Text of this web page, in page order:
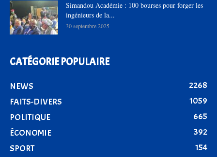
Simandou Académie : 100 bourses pour forger les
ingénieurs de la...
30 septembre 2025
CATÉGORIE POPULAIRE
NEWS
2268
FAITS-DIVERS
1059
POLITIQUE
665
ÉCONOMIE
392
SPORT
154